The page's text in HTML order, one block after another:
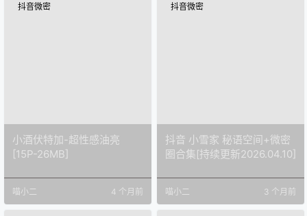
抖音微密
小酒伏特加-超性感油亮
[15P-26MB]
喵小二 4 个月前
抖音微密
抖音 小雪家 秘语空间+微密
圈合集[持续更新2026.04.10]
喵小二 3 个月前